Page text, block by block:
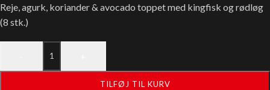
Reje, agurk, koriander & avocado toppet med kingfisk og rødløg
(8 stk.)
TILFØJ TIL KURV